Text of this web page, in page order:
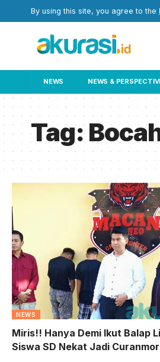
By using this site, you agree to the
NEWS NEWS &
Tag:
NEWS
Miris!! Hanya Demi Ikut Balap
Siswa SD Nekat Jadi Curanmor